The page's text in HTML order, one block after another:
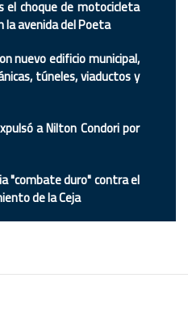
el choque de motocicleta
avenida del Poeta
nuevo edificio municipal,
túneles, viaductos y
a Nilton Condori por
"combate duro" contra el
de la Ceja